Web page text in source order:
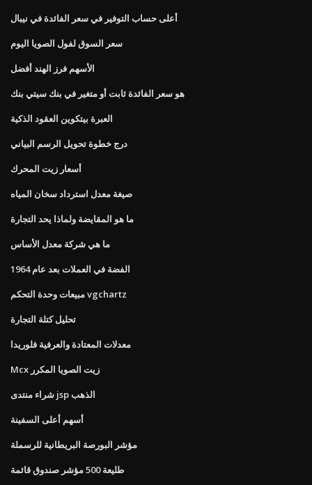
أعلى حساب التوفير في سعر الفائدة في نيبال
سعر السوق لفول الصويا اليوم
الأسهم فرز الهند أفضل
هو سعر الفائدة ثابت أو متغير في بنك سيتي بنك
العبرة بيتكوين العقود الذكية
درج خطوة تحويل الرسم البياني
أسعار زيت المحرك
صيغة معدل استرداد سخان المياه
ما هو المقايضة ولماذا يحد التجارة
ما هي شركة معدل الأساس
الفضة في العملات بعد عام 1964
مبيعات وحدة التحكم vgchartz
تحليل كتلة التجارة
معدلات المعتادة والعرفية فلوريدا
Mcx زيت الصويا المكرر
شراء منتدى jsp الذهب
أسهم أعلى السفينة
مؤشر البورصة البريطانية للرسملة
طليعة 500 مؤشر صندوق قائمة